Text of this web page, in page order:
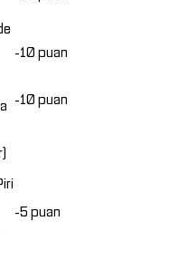
-10 puan
-10 puan
-5 puan